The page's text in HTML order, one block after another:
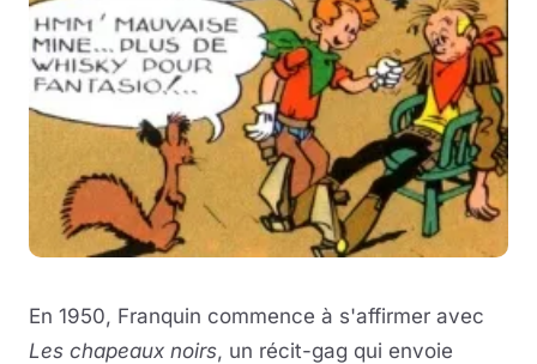
En 1950, Franquin commence à s'affirmer avec
Les chapeaux noirs, un récit-gag qui envoie